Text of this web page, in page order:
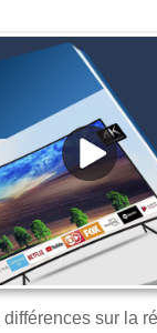
sur la